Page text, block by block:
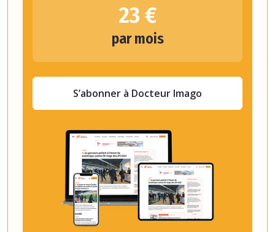
23 €
par mois
S’abonner à Docteur Imago